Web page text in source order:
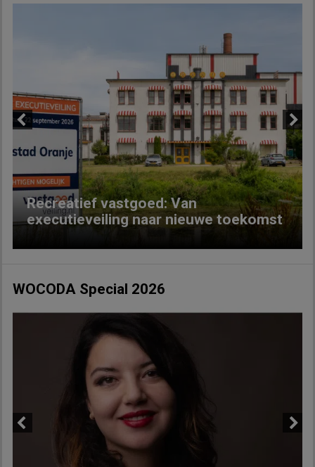
Recreatief vastgoed: Van
executieveiling naar nieuwe toekomst
Next
WOCODA Special 2026